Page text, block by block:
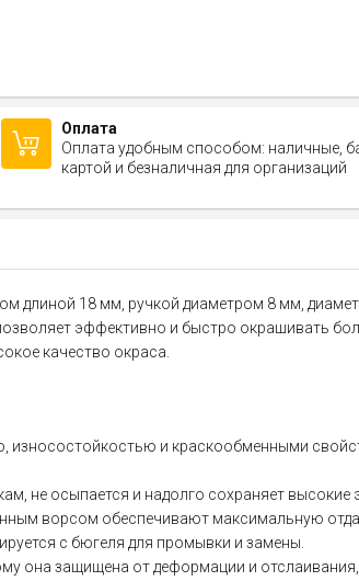
Оплата
Оплата удобным способом: наличные,
картой и безналичная для организаций
длиной 18 мм, ручкой диаметром 8 мм,
эффективно и быстро окрашивать
качество окраса.
и краскообменными
не осыпается и надолго сохраняет высокие
ворсом обеспечивают максимальную
с бюгеля для промывки и замены.
она защищена от деформации и